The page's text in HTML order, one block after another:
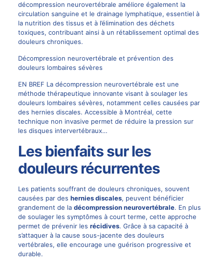
décompression neurovertébrale améliore également la
circulation sanguine et le drainage lymphatique, essentiel à
la nutrition des tissus et à l’élimination des déchets
toxiques, contribuant ainsi à un rétablissement optimal des
douleurs chroniques.
Décompression neurovertébrale et prévention des
douleurs lombaires sévères
EN BREF La décompression neurovertébrale est une
méthode thérapeutique innovante visant à soulager les
douleurs lombaires sévères, notamment celles causées par
des hernies discales. Accessible à Montréal, cette
technique non invasive permet de réduire la pression sur
les disques intervertébraux…
Les bienfaits sur les
douleurs récurrentes
Les patients souffrant de douleurs chroniques, souvent
causées par des hernies discales, peuvent bénéficier
grandement de la décompression neurovertébrale. En plus
de soulager les symptômes à court terme, cette approche
permet de prévenir les récidives. Grâce à sa capacité à
s’attaquer à la cause sous-jacente des douleurs
vertébrales, elle encourage une guérison progressive et
durable.